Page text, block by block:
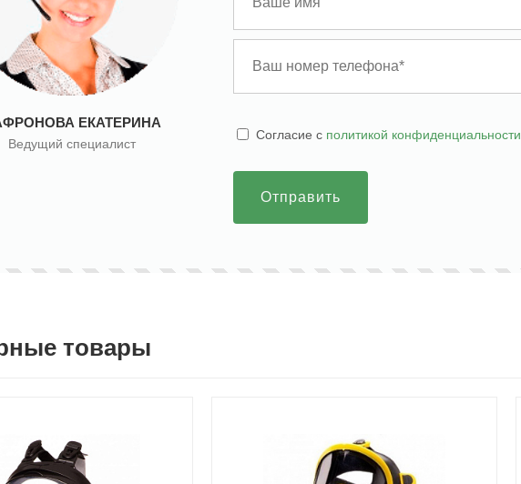
ЕКАТЕРИНА
Ведущий специалист
Cогласие с политикой конфиденциальности
Отправить
товары